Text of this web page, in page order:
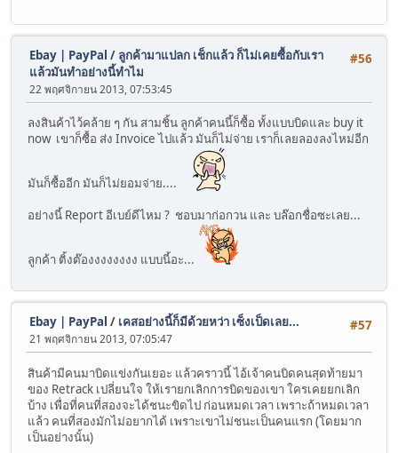
#56
Ebay | PayPal / ลูกค้ามาแปลก เช็กแล้ว ก็ไม่เคยซื้อกับเรา
แล้วมันทำอย่างนี้ทำไม
22 พฤศจิกายน 2013, 07:53:45
ลงสินค้าไว้คล้าย ๆ กัน สามชิ้น ลูกค้าคนนี้ก็ซื้อ ทั้งแบบบิดและ buy it
now เขาก็ซื้อ ส่ง Invoice ไปแล้ว มันก็ไม่จ่าย เราก็เลยลองลงไหม่อีก
มันก็ซื้ออีก มันก็ไม่ยอมจ่าย....
อย่างนี้ Report อีเบย์ดีไหม ? ชอบมาก่อกวน และ บล๊อกชื่อซะเลย...
ลูกค้า ติ้งต๊องงงงงงงง แบบนี้อะ...
#57
Ebay | PayPal / เคสอย่างนี้ก็มีด้วยหว่า เซ็งเป็ดเลย...
21 พฤศจิกายน 2013, 07:05:47
สินค้ามีคนมาบิดแข่งกันเยอะ แล้วคราวนี้ ไอ้เจ้าคนบิดคนสุดท้ายมา
ของ Retrack เปลี่ยนใจ ให้เรายกเลิกการบิดของเขา ใครเคยยกเลิก
บ้าง เพื่อที่คนที่สองจะได้ชนะขิดไป ก่อนหมดเวลา เพราะถ้าหมดเวลา
แล้ว คนที่สองมักไม่อยากได้ เพราะเขาไม่ชนะเป็นคนแรก (โดยมาก
เป็นอย่างนั้น)